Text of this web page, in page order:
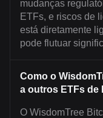
mudanças
ETFs, e riscos de
está diretamente
pode flutuar
Como o
a outros ETFs de
O WisdomTree